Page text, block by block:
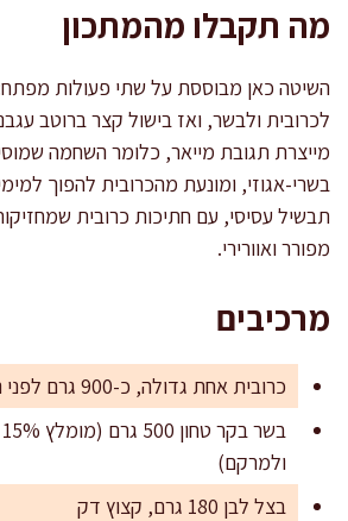
מה תקבלו מהמתכון
השיטה כאן מבוססת על שתי פעולות
לכרובית ולבשר, ואז בישול קצר ברוטב
מייצרת תגובת מייאר, כלומר השחמה
בשרי-אגוזי, ומונעת מהכרובית להפוך
תבשיל עסיסי, עם חתיכות כרובית
מפורר ואוורירי.
מרכיבים
כרובית אחת גדולה, כ-900 גרם לפני ניקוי
ולמרקם)
בצל לבן 180 גרם, קצוץ דק